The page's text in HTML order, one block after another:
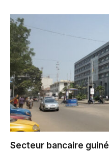
Secteur bancaire